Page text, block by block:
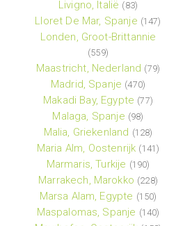
Livigno, Italië (83)
Lloret De Mar, Spanje (147)
Londen, Groot-Brittannie
(559)
Maastricht, Nederland (79)
Madrid, Spanje (470)
Makadi Bay, Egypte (77)
Malaga, Spanje (98)
Malia, Griekenland (128)
Maria Alm, Oostenrijk (141)
Marmaris, Turkije (190)
Marrakech, Marokko (228)
Marsa Alam, Egypte (150)
Maspalomas, Spanje (140)